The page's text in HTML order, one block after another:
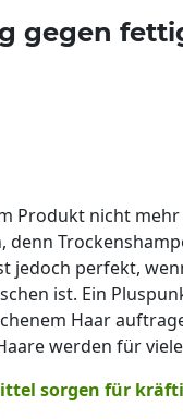
gegen
Produkt nicht
denn
jedoch perfekt,
ist. Ein
Haar
werden für
sorgen für